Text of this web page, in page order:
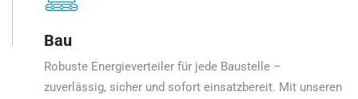
Bau
Robuste Energieverteiler für jede Baustelle –
zuverlässig, sicher und sofort einsatzbereit. Mit unseren